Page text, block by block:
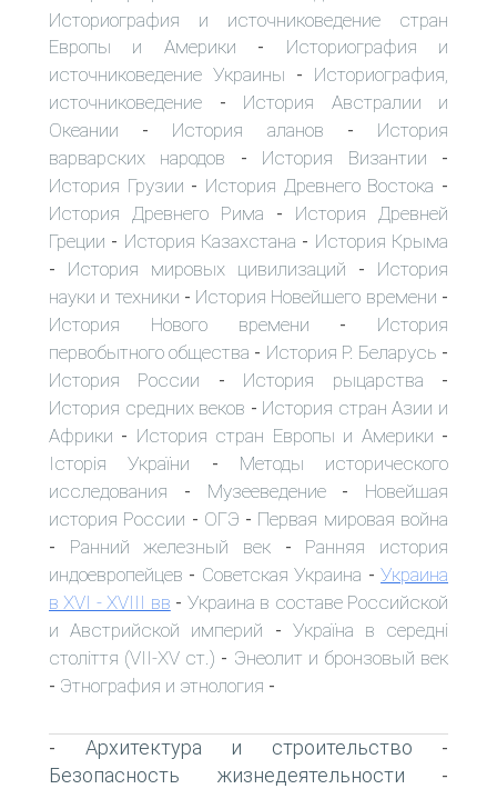
Историография и источниковедение стран
Европы и Америки - Историография и
источниковедение Украины - Историография,
источниковедение - История Австралии и
Океании - История аланов - История
варварских народов - История Византии -
История Грузии - История Древнего Востока -
История Древнего Рима - История Древней
Греции - История Казахстана - История Крыма
- История мировых цивилизаций - История
науки и техники - История Новейшего времени -
История Нового времени - История
первобытного общества - История Р. Беларусь -
История России - История рыцарства -
История средних веков - История стран Азии и
Африки - История стран Европы и Америки -
Історія України - Методы исторического
исследования - Музееведение- Новейшая
история России - ОГЭ - Первая мировая война
- Ранний железный век - Ранняя история
индоевропейцев - Советская Украина -Украина
в XVI - XVIII вв - Украина в составе Российской
и Австрийской империй - Україна в середні
століття (VII-XV ст.) - Энеолит и бронзовый век
- Этнография и этнология -
- Архитектура и строительство -
Безопасность жизнедеятельности -